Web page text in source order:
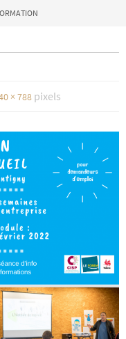
× 788 pixels